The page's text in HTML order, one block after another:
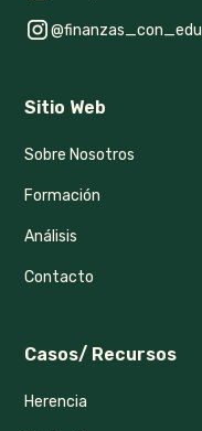
@finanzas_con_edu
Sitio Web
Sobre Nosotros
Formación
Análisis
Contacto
Casos/ Recursos
Herencia